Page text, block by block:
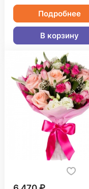
Подробнее
В корзину